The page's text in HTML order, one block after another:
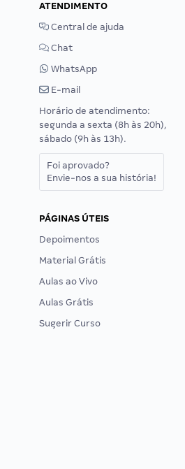
ATENDIMENTO
Central de ajuda
Chat
WhatsApp
E-mail
Horário de atendimento:
segunda a sexta (8h às 20h),
sábado (9h às 13h).
Foi aprovado?
Envie-nos a sua história!
PÁGINAS ÚTEIS
Depoimentos
Material Grátis
Aulas ao Vivo
Aulas Grátis
Sugerir Curso